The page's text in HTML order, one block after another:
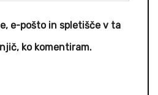
e-pošto in spletišče v ta
ko komentiram.